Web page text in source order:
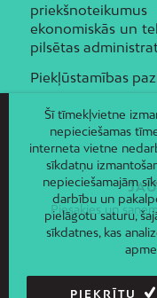
ekonomiskās un
pilsētas
Piekļūstamības
Piesakies un
Šī tīmekļvietne
nepieciešamas
interneta vietne
sīkdatņu
nepieciešamajām
darbību un
pielāgotu saturu,
sīkdatnes, kas
PIEKRĪTU